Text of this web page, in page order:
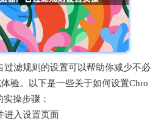
过滤规则的设置可以帮助你减少不必
验。以下是一些关于如何设置Chro
操步骤：
进入设置页面